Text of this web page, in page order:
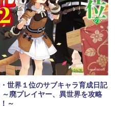
世界１位のサブキャラ育成日記
～廃プレイヤー、異世界を攻略
～